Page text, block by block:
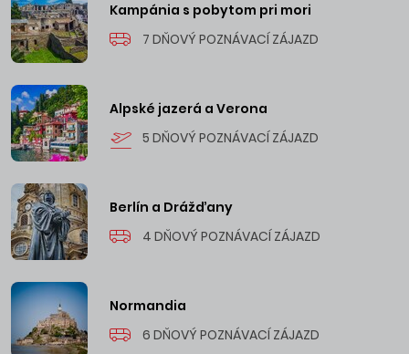
Kampánia s pobytom pri mori
7 DŇOVÝ POZNÁVACÍ ZÁJAZD
Alpské jazerá a Verona
5 DŇOVÝ POZNÁVACÍ ZÁJAZD
Berlín a Drážďany
4 DŇOVÝ POZNÁVACÍ ZÁJAZD
Normandia
6 DŇOVÝ POZNÁVACÍ ZÁJAZD